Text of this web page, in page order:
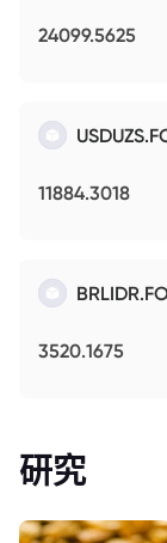
24099.5625
11884.3018
3520.1675
研究